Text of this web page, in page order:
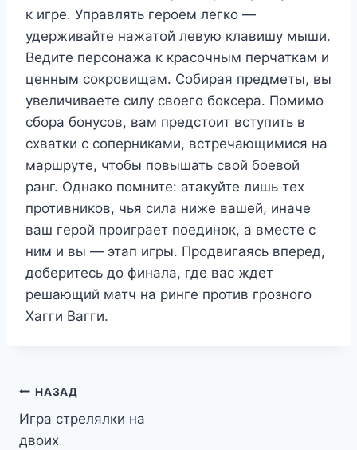
к игре. Управлять героем легко —
удерживайте нажатой левую клавишу мыши.
Ведите персонажа к красочным перчаткам и
ценным сокровищам. Собирая предметы, вы
увеличиваете силу своего боксера. Помимо
сбора бонусов, вам предстоит вступить в
схватки с соперниками, встречающимися на
маршруте, чтобы повышать свой боевой
ранг. Однако помните: атакуйте лишь тех
противников, чья сила ниже вашей, иначе
ваш герой проиграет поединок, а вместе с
ним и вы — этап игры. Продвигаясь вперед,
доберитесь до финала, где вас ждет
решающий матч на ринге против грозного
Хагги Вагги.
Навигация
по
НАЗАД
Игра стрелялки на
двоих